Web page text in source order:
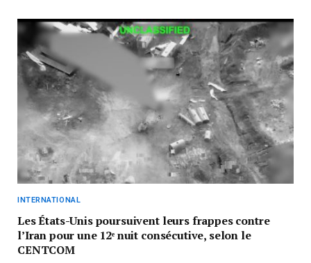
INTERNATIONAL
Les États-Unis poursuivent leurs frappes contre
l’Iran pour une 12ᵉ nuit consécutive, selon le
CENTCOM